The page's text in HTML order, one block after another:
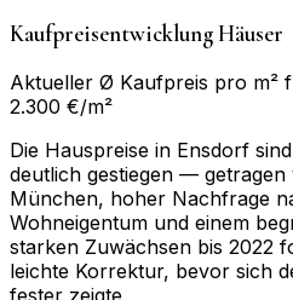
Kaufpreisentwicklung Häuser
Aktueller Ø Kaufpreis pro m²
2.300 €/m²
Die Hauspreise in Ensdorf
deutlich gestiegen —
München, hoher Nachfrage
Wohneigentum und einem
starken Zuwächsen bis 2022
leichte Korrektur, bevor sich
fester zeigte.